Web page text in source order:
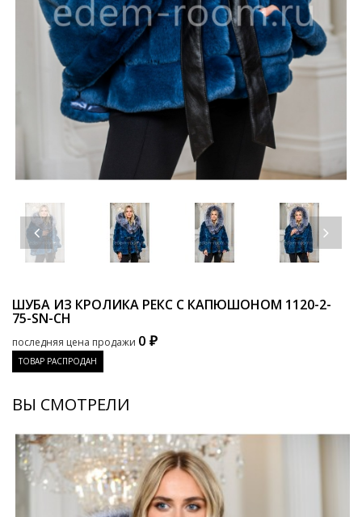
ШУБА ИЗ КРОЛИКА РЕКС С КАПЮШОНОМ 1120-2-
75-SN-CH
последняя цена продажи 0 ₽
ТОВАР РАСПРОДАН
ВЫ СМОТРЕЛИ